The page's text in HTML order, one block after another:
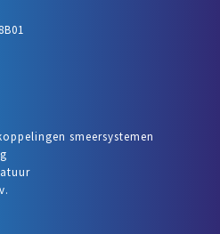
smeersystemen